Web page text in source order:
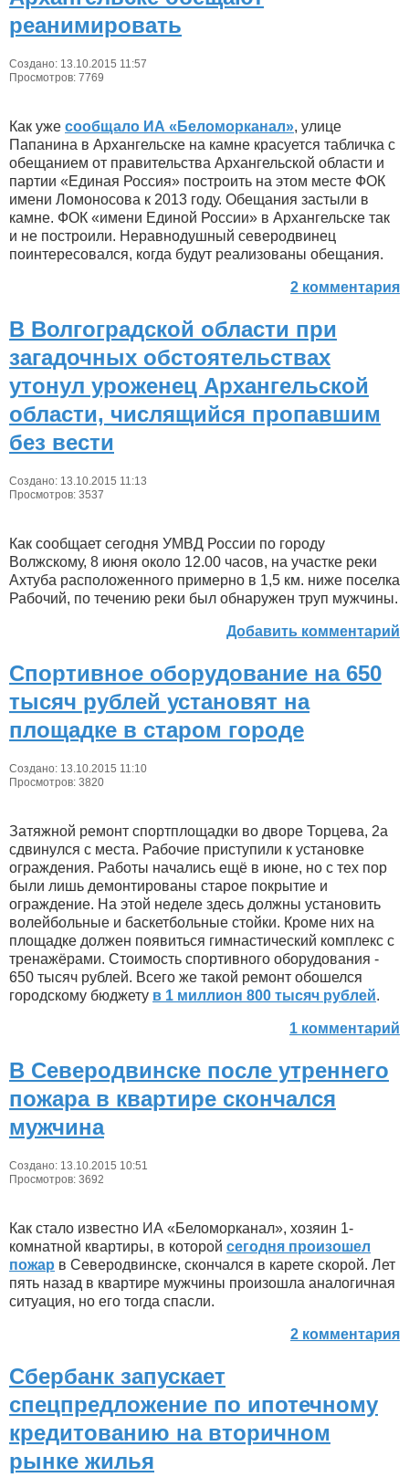
реанимировать
Создано: 13.10.2015 11:57
Просмотров: 7769
Как уже сообщало ИА «Беломорканал», улице
Папанина в Архангельске на камне красуется табличка с
обещанием от правительства Архангельской области и
партии «Единая Россия» построить на этом месте ФОК
имени Ломоносова к 2013 году. Обещания застыли в
камне. ФОК «имени Единой России» в Архангельске так
и не построили. Неравнодушный северодвинец
поинтересовался, когда будут реализованы обещания.
2 комментария
В Волгоградской области при
загадочных обстоятельствах
утонул уроженец Архангельской
области, числящийся пропавшим
без вести
Создано: 13.10.2015 11:13
Просмотров: 3537
Как сообщает сегодня УМВД России по городу
Волжскому, 8 июня около 12.00 часов, на участке реки
Ахтуба расположенного примерно в 1,5 км. ниже поселка
Рабочий, по течению реки был обнаружен труп мужчины.
Добавить комментарий
Спортивное оборудование на 650
тысяч рублей установят на
площадке в старом городе
Создано: 13.10.2015 11:10
Просмотров: 3820
Затяжной ремонт спортплощадки во дворе Торцева, 2а
сдвинулся с места. Рабочие приступили к установке
ограждения. Работы начались ещё в июне, но с тех пор
были лишь демонтированы старое покрытие и
ограждение. На этой неделе здесь должны установить
волейбольные и баскетбольные стойки. Кроме них на
площадке должен появиться гимнастический комплекс с
тренажёрами. Стоимость спортивного оборудования -
650 тысяч рублей. Всего же такой ремонт обошелся
городскому бюджету в 1 миллион 800 тысяч рублей.
1 комментарий
В Северодвинске после утреннего
пожара в квартире скончался
мужчина
Создано: 13.10.2015 10:51
Просмотров: 3692
Как стало известно ИА «Беломорканал», хозяин 1-
комнатной квартиры, в которой сегодня произошел
пожар в Северодвинске, скончался в карете скорой. Лет
пять назад в квартире мужчины произошла аналогичная
ситуация, но его тогда спасли.
2 комментария
Сбербанк запускает
спецпредложение по ипотечному
кредитованию на вторичном
рынке жилья